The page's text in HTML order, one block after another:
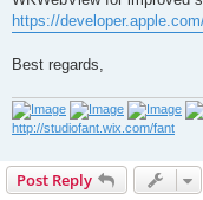
https://
Best regards,
http://studiofant.wix.com/fant
Post Reply